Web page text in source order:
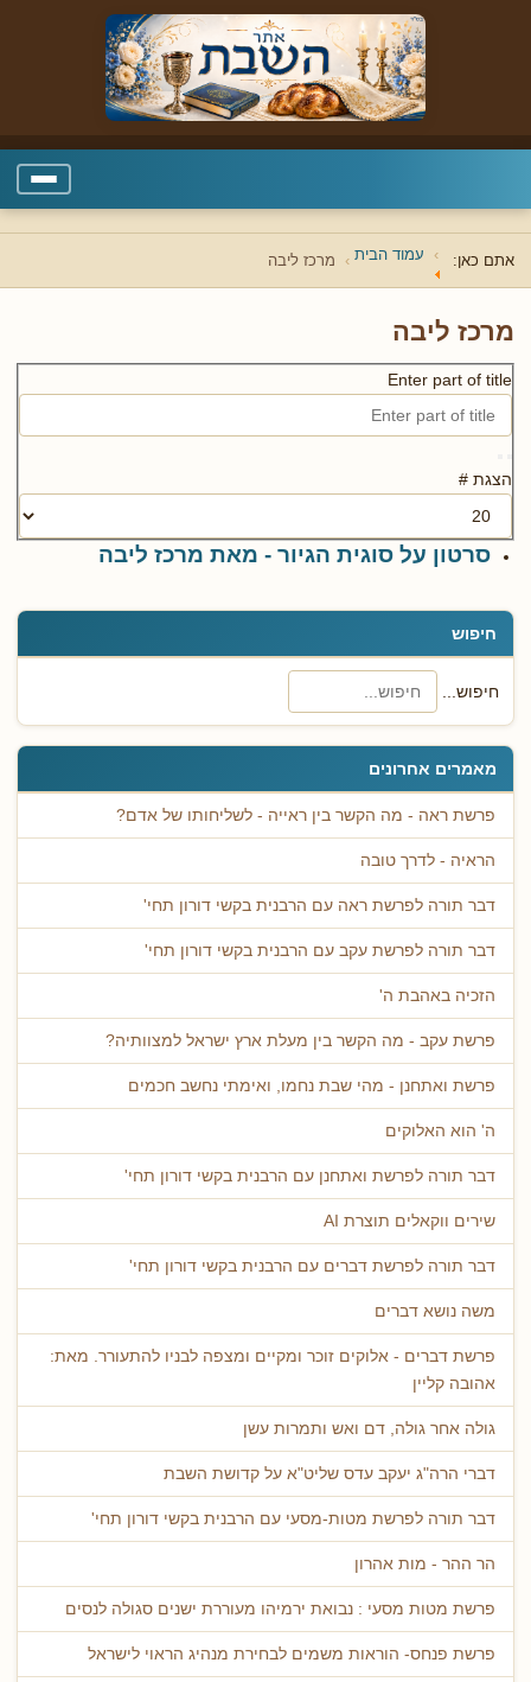
אתם כאן: עמוד הבית מרכז ליבה
חיפוש
חיפוש...
מאמרים אחרונים
פרשת ראה - מה הקשר בין ראייה - לשליחותו של אדם?
הראיה - לדרך טובה
דבר תורה לפרשת ראה עם הרבנית בקשי דורון תחי'
דבר תורה לפרשת עקב עם הרבנית בקשי דורון תחי'
הזכיה באהבת ה'
פרשת עקב - מה הקשר בין מעלת ארץ ישראל למצוותיה?
פרשת ואתחנן - מהי שבת נחמו, ואימתי נחשב חכמים
ה' הוא האלוקים
דבר תורה לפרשת ואתחנן עם הרבנית בקשי דורון תחי'
שירים ווקאלים תוצרת AI
דבר תורה לפרשת דברים עם הרבנית בקשי דורון תחי'
משה נושא דברים
פרשת דברים - אלוקים זוכר ומקיים ומצפה לבניו להתעורר. מאת:
אהובה קליין
גולה אחר גולה, דם ואש ותמרות עשן
דברי הרה"ג יעקב עדס שליט"א על קדושת השבת
דבר תורה לפרשת מטות-מסעי עם הרבנית בקשי דורון תחי'
הר ההר - מות אהרון
פרשת מטות מסעי : נבואת ירמיהו מעוררת ישנים סגולה לנסים
פרשת פנחס- הוראות משמים לבחירת מנהיג הראוי לישראל
מרכז ליבה
Enter part of title
הצגת #
סרטון על סוגית הגיור - מאת מרכז ליבה